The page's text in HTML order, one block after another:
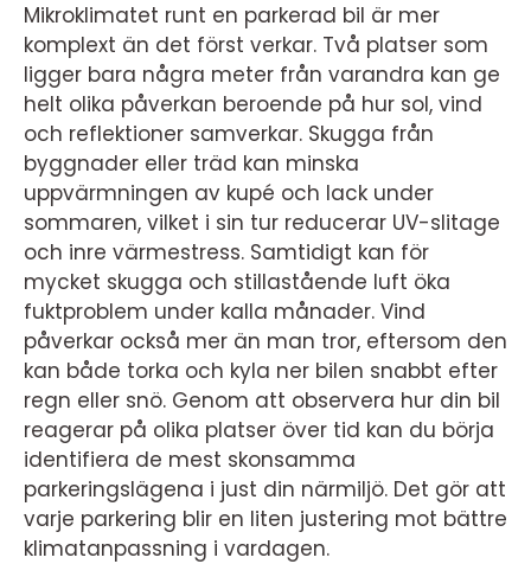
Mikroklimatet runt en parkerad bil är mer
komplext än det först verkar. Två platser som
ligger bara några meter från varandra kan ge
helt olika påverkan beroende på hur sol, vind
och reflektioner samverkar. Skugga från
byggnader eller träd kan minska
uppvärmningen av kupé och lack under
sommaren, vilket i sin tur reducerar UV-slitage
och inre värmestress. Samtidigt kan för
mycket skugga och stillastående luft öka
fuktproblem under kalla månader. Vind
påverkar också mer än man tror, eftersom den
kan både torka och kyla ner bilen snabbt efter
regn eller snö. Genom att observera hur din bil
reagerar på olika platser över tid kan du börja
identifiera de mest skonsamma
parkeringslägena i just din närmiljö. Det gör att
varje parkering blir en liten justering mot bättre
klimatanpassning i vardagen.